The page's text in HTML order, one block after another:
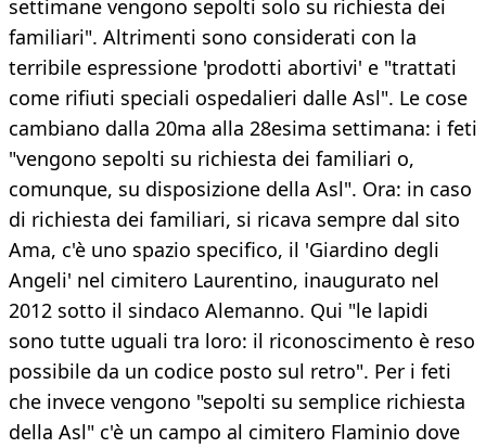
settimane vengono sepolti solo su richiesta dei
familiari". Altrimenti sono considerati con la
terribile espressione 'prodotti abortivi' e "trattati
come rifiuti speciali ospedalieri dalle Asl". Le cose
cambiano dalla 20ma alla 28esima settimana: i feti
"vengono sepolti su richiesta dei familiari o,
comunque, su disposizione della Asl". Ora: in caso
di richiesta dei familiari, si ricava sempre dal sito
Ama, c'è uno spazio specifico, il 'Giardino degli
Angeli' nel cimitero Laurentino, inaugurato nel
2012 sotto il sindaco Alemanno. Qui "le lapidi
sono tutte uguali tra loro: il riconoscimento è reso
possibile da un codice posto sul retro". Per i feti
che invece vengono "sepolti su semplice richiesta
della Asl" c'è un campo al cimitero Flaminio dove